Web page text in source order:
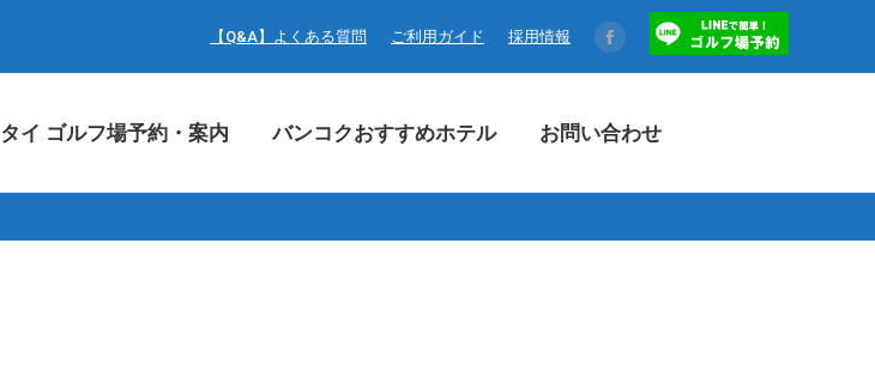
【Q&A】よくある質問 ご利用ガイド 採用情報
Facebook
page
in
タイ ゴルフ場予約・案内 バンコクおすすめホテル お問い合わせ
タイ ゴルフ場予約・案内 バンコクおすすめホテル お問い合わせ